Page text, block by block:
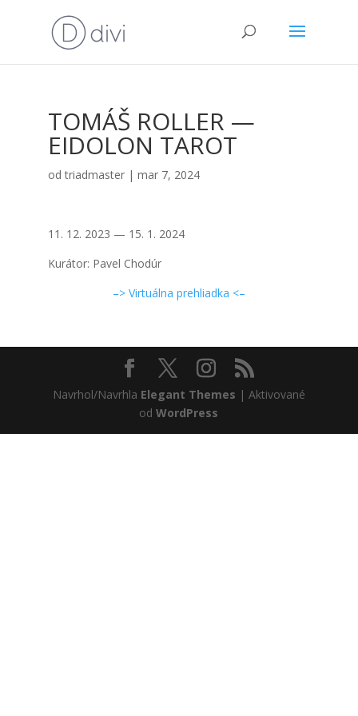
TOMÁŠ ROLLER —
EIDOLON TAROT
odtriadmaster| mar 7, 2024
11. 12. 2023 — 15. 1. 2024
Kurá­tor: Pavel Cho­dúr
–> Vir­tu­ál­na pre­hliad­ka <–
Navrhol/Navrhla Elegant Themes | Aktivované
odWordPress